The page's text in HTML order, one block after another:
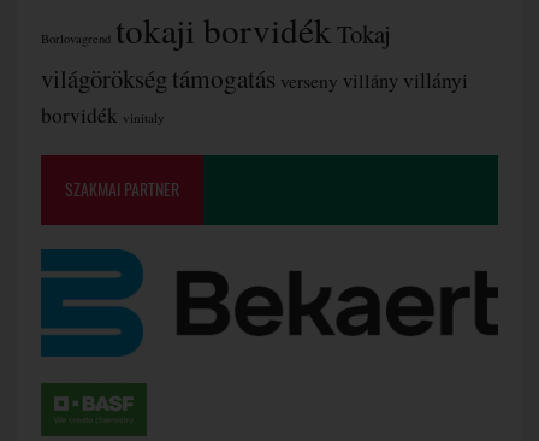
Borlovagrend tokaji borvidékTokaj
világörökségtámogatás verseny villány villányi
borvidék vinitaly
SZAKMAI PARTNER